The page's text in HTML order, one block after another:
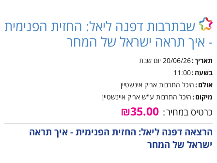
שבתרבות דפנה ליאל: החזית הפנימית
- איך תראה ישראל של המחר
תאריך 20/06/26 יום שבת
בשעה 11:00
אולם היכל התרבות אריק אינשטיין
מיקום היכל התרבות ע"ש אריק איינשטיין
כרטיס במחיר
הרצאה דפנה ליאל: החזית הפנימית - איך תראה
ישראל של המחר